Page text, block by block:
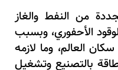
من النفط والغاز
الأحفوري، وبسبب
سكان العالم، وما لازمه
بالتصنيع وتشغيل